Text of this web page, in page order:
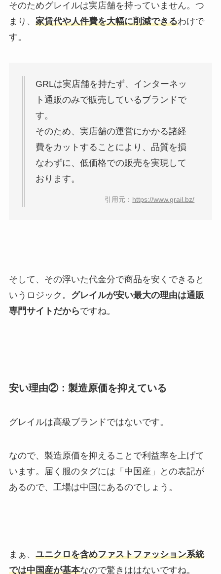
そのためグレイルは実店舗を持っていません。つ
まり、 家賃代や人件費を大幅に削減できるわけで
す。
GRLは実店舗を持たず、インターネッ
ト通販のみで販売しているブランドで
す。
そのため、実店舗の運営にかかる諸経
費をカットすることにより、品質を損
なわずに、低価格での販売を実現して
おります。
引用元： https://www.grail.bz/
そして、その浮いた代金分で商品を安くできると
いうロジック。 グレイルが安い最大の理由は通販
専門サイトだからですね。
安い理由②：製造原価を抑えている
グレイルは高級ブランドではないです。
なので、製造原価を抑えることで利益率を上げて
います。届く服のタグには「中国産」との表記が
あるので、工場は中国にあるのでしょう。
まぁ、 ユニクロを含めファストファッション系統
では中国産が基本なので驚きははないですね。